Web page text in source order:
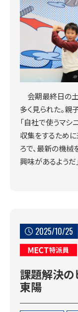
会期最終日の
多く見られた。
「自社で使うマ
収集をするため
ろで、最新の機械
興味があるようだ
2025/10/25
MECT特派員
課題解決の
東陽